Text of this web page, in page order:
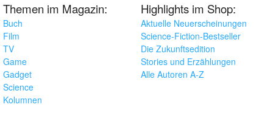
Themen im Magazin:
Buch
Film
TV
Game
Gadget
Science
Kolumnen
Highlights im Shop:
Aktuelle Neuerscheinungen
Science-Fiction-Bestseller
Die Zukunftsedition
Stories und Erzählungen
Alle Autoren A-Z